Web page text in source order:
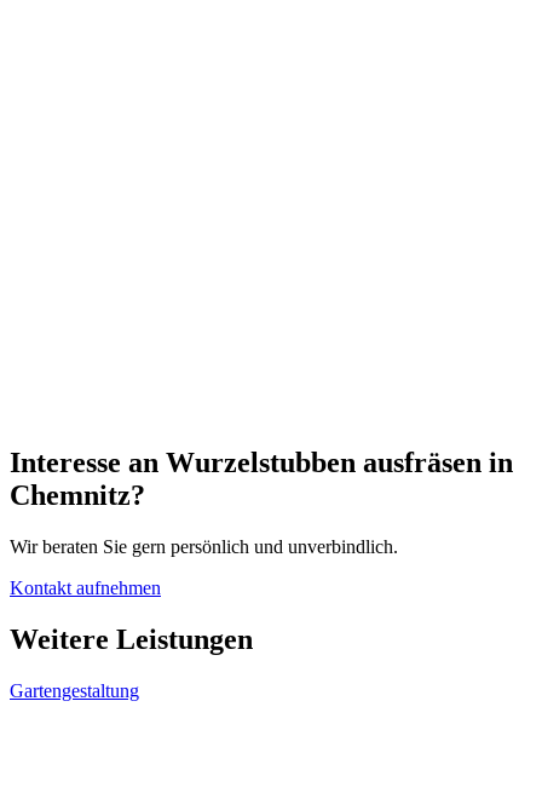
Interesse an Wurzelstubben ausfräsen in
Chemnitz?
Wir beraten Sie gern persönlich und unverbindlich.
Kontakt aufnehmen
Weitere Leistungen
Gartengestaltung